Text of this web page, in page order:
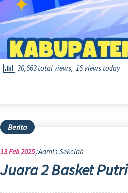
30,663 total views, 16 views today
Berita
13Feb 2025 Admin Sekolah
Juara 2 Basket Putri